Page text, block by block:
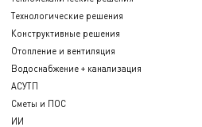
Технологические решения
Конструктивные решения
Отопление и вентиляция
Водоснабжение + канализация
АСУТП
Сметы и ПОС
ИИ